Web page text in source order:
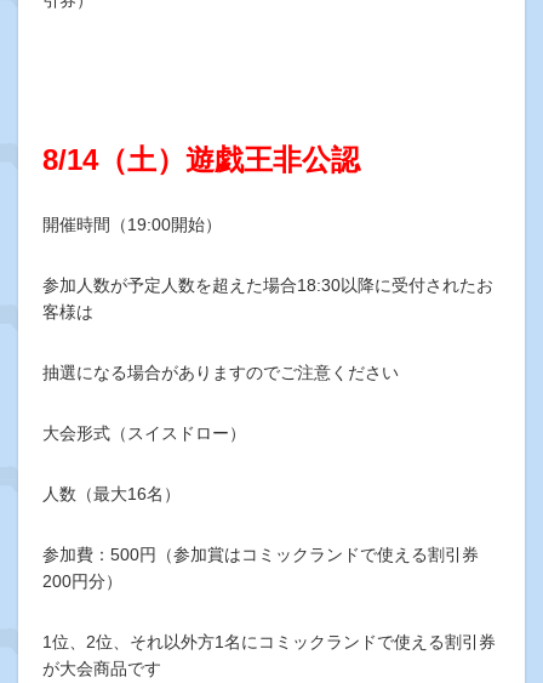
8/14（土）遊戯王非公認
開催時間（19:00開始）
参加人数が予定人数を超えた場合18:30以降に受付されたお
客様は
抽選になる場合がありますのでご注意ください
大会形式（スイスドロー）
人数（最大16名）
参加費：500円（参加賞はコミックランドで使える割引券
200円分）
1位、2位、それ以外方1名にコミックランドで使える割引券
が大会商品です